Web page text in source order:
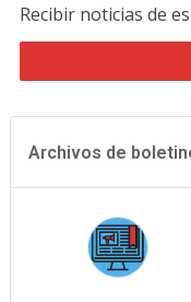
Recibir noticias de
Archivos de